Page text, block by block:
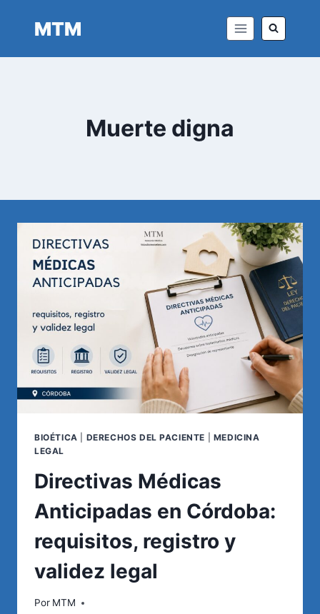
MTM
Muerte digna
BIOÉTICA DERECHOS DEL PACIENTE
MEDICINA
LEGAL
Directivas Médicas
Anticipadas en Córdoba:
requisitos, registro y
validez legal
Por MTM